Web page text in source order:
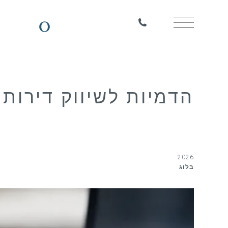
הדמיות לשיווק
2026
בלוג